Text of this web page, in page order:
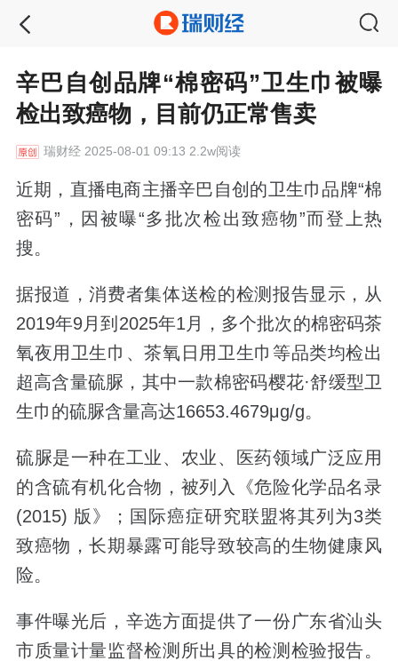
辛巴自创品牌“棉密码”卫生巾被曝
检出致癌物，目前仍正常售卖
瑞财经2025-08-01 09:13 2.2w阅读
近期，直播电商主播辛巴自创的卫生巾品牌“棉
密码”，因被曝“多批次检出致癌物”而登上热
搜。
据报道，消费者集体送检的检测报告显示，从
2019年9月到2025年1月，多个批次的棉密码茶
氧夜用卫生巾、茶氧日用卫生巾等品类均检出
超高含量硫脲，其中一款棉密码樱花·舒缓型卫
生巾的硫脲含量高达16653.4679μg/g。
硫脲是一种在工业、农业、医药领域广泛应用
的含硫有机化合物，被列入《危险化学品名录
(2015) 版》；国际癌症研究联盟将其列为3类
致癌物，长期暴露可能导致较高的生物健康风
险。
事件曝光后，辛选方面提供了一份广东省汕头
市质量计量监督检测所出具的检测检验报告。